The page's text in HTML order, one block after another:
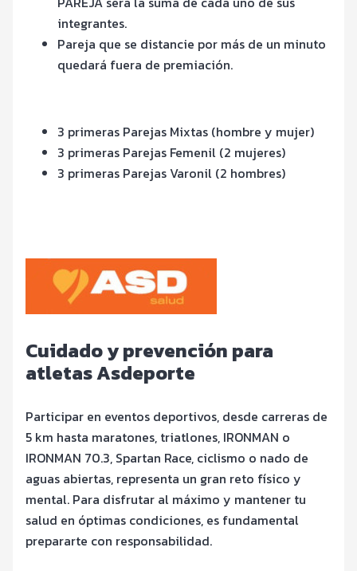
integrantes.
Pareja que se distancie por más de un minuto
quedará fuera de premiación.
3 primeras Parejas Mixtas (hombre y mujer)
3 primeras Parejas Femenil (2 mujeres)
3 primeras Parejas Varonil (2 hombres)
Cuidado y prevención para
atletas Asdeporte
Participar en eventos deportivos, desde carreras de
5 km hasta maratones, triatlones, IRONMAN o
IRONMAN 70.3, Spartan Race, ciclismo o nado de
aguas abiertas, representa un gran reto físico y
mental. Para disfrutar al máximo y mantener tu
salud en óptimas condiciones, es fundamental
prepararte con responsabilidad.